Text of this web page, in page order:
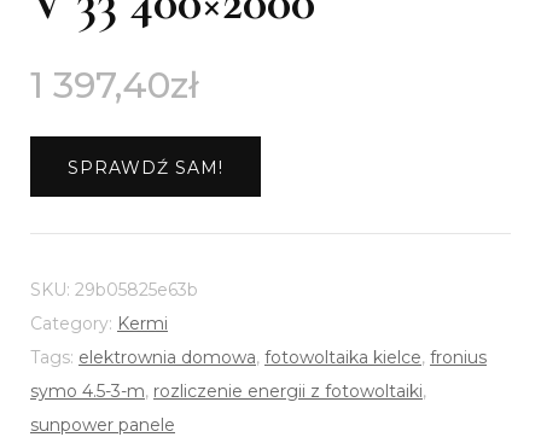
1 397,40zł
SPRAWDŹ SAM!
SKU: 29b05825e63b
Category: Kermi
Tags: elektrownia domowa, fotowoltaika kielce, fronius
symo 4.5-3-m, rozliczenie energii z fotowoltaiki,
sunpower panele